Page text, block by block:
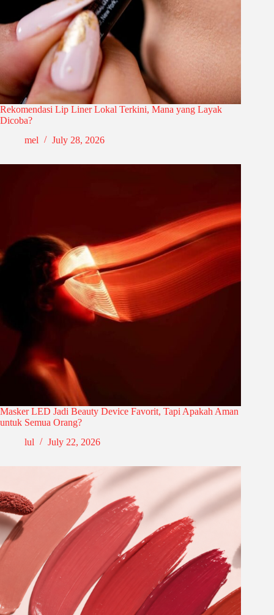
Rekomendasi Lip Liner Lokal Terkini, Mana yang Layak
Dicoba?
mel
July 28, 2026
Masker LED Jadi Beauty Device Favorit, Tapi Apakah Aman
untuk Semua Orang?
lul
July 22, 2026